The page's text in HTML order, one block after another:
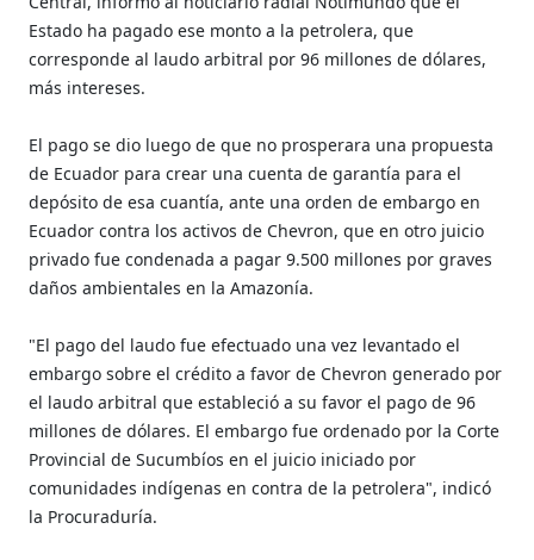
Estado ha pagado ese monto a la petrolera, que
corresponde al laudo arbitral por 96 millones de dólares,
más intereses.
El pago se dio luego de que no prosperara una propuesta
de Ecuador para crear una cuenta de garantía para el
depósito de esa cuantía, ante una orden de embargo en
Ecuador contra los activos de Chevron, que en otro juicio
privado fue condenada a pagar 9.500 millones por graves
daños ambientales en la Amazonía.
"El pago del laudo fue efectuado una vez levantado el
embargo sobre el crédito a favor de Chevron generado por
el laudo arbitral que estableció a su favor el pago de 96
millones de dólares. El embargo fue ordenado por la Corte
Provincial de Sucumbíos en el juicio iniciado por
comunidades indígenas en contra de la petrolera", indicó
la Procuraduría.